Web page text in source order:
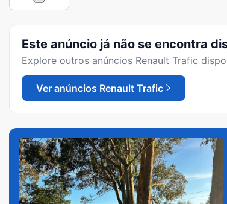
Este anúncio já não se encontra
Explore outros anúncios Renault Trafic
Ver anúncios Renault Trafic